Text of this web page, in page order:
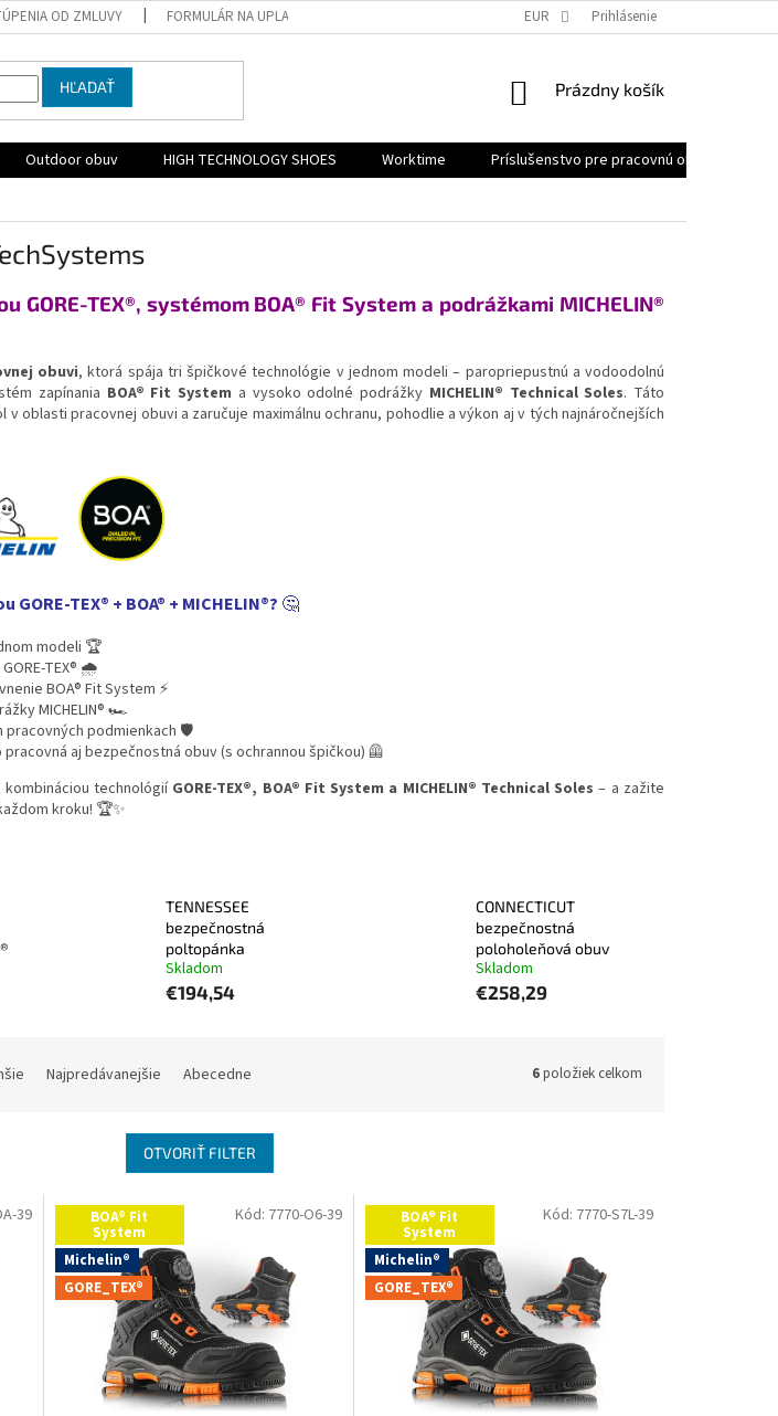
OD ZMLUVY FORMULÁR NA UPLATNENIE REKLAMÁCIE EUR Prihlásenie
HĽADAŤ
NÁKUPNÝ
Prázdny košík
Outdoor obuv HIGH TECHNOLOGY SHOES Worktime Príslušenstvo pre pracovnú obuv
GORE-TEX®, systémom BOA® Fit System a podrážkami MICHELIN®
obuvi, ktorá spája tri špičkové technológie v jednom modeli – paropriepustnú a vodoodolnú
zapínania BOA® Fit System a vysoko odolné podrážky MICHELIN® Technical Soles. Táto
oblasti pracovnej obuvi a zaručuje maximálnu ochranu, pohodlie a výkon aj v tých najnáročnejších
TEX® + BOA® + MICHELIN®? 🤔
modeli 🏆
TEX® 🌧️
BOA® Fit System ⚡
MICHELIN® 🏎️
pracovných podmienkach 🛡️
aj bezpečnostná obuv (s ochrannou špičkou) 🦺
technológiíGORE-TEX®, BOA® Fit System a MICHELIN® Technical Soles – a zažite
kroku! 🏆✨
TENNESSEE
bezpečnostná
poltopánka
Skladom
€194,54
CONNECTICUT
bezpečnostná
poloholeňová obuv
Skladom
€258,29
Najpredávanejšie Abecedne 6položiek celkom
OTVORIŤ FILTER
39 BOA® Fit
System
Michelin®
GORE_TEX®
Kód: 7770-O6-39 BOA® Fit
System
Michelin®
GORE_TEX®
Kód: 7770-S7L-39